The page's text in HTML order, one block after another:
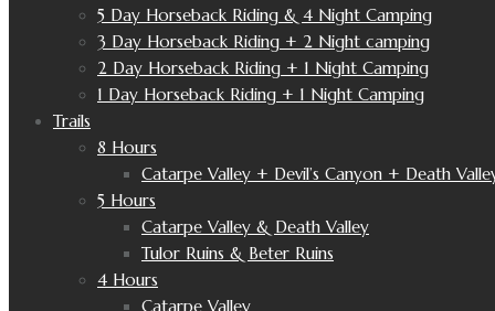
5 Day Horseback Riding & 4 Night Camping
3 Day Horseback Riding + 2 Night camping
2 Day Horseback Riding + 1 Night Camping
1 Day Horseback Riding + 1 Night Camping
Trails
8 Hours
Catarpe Valley + Devil’s Canyon + Death
5 Hours
Catarpe Valley & Death Valley
Tulor Ruins & Beter Ruins
4 Hours
Catarpe Valley